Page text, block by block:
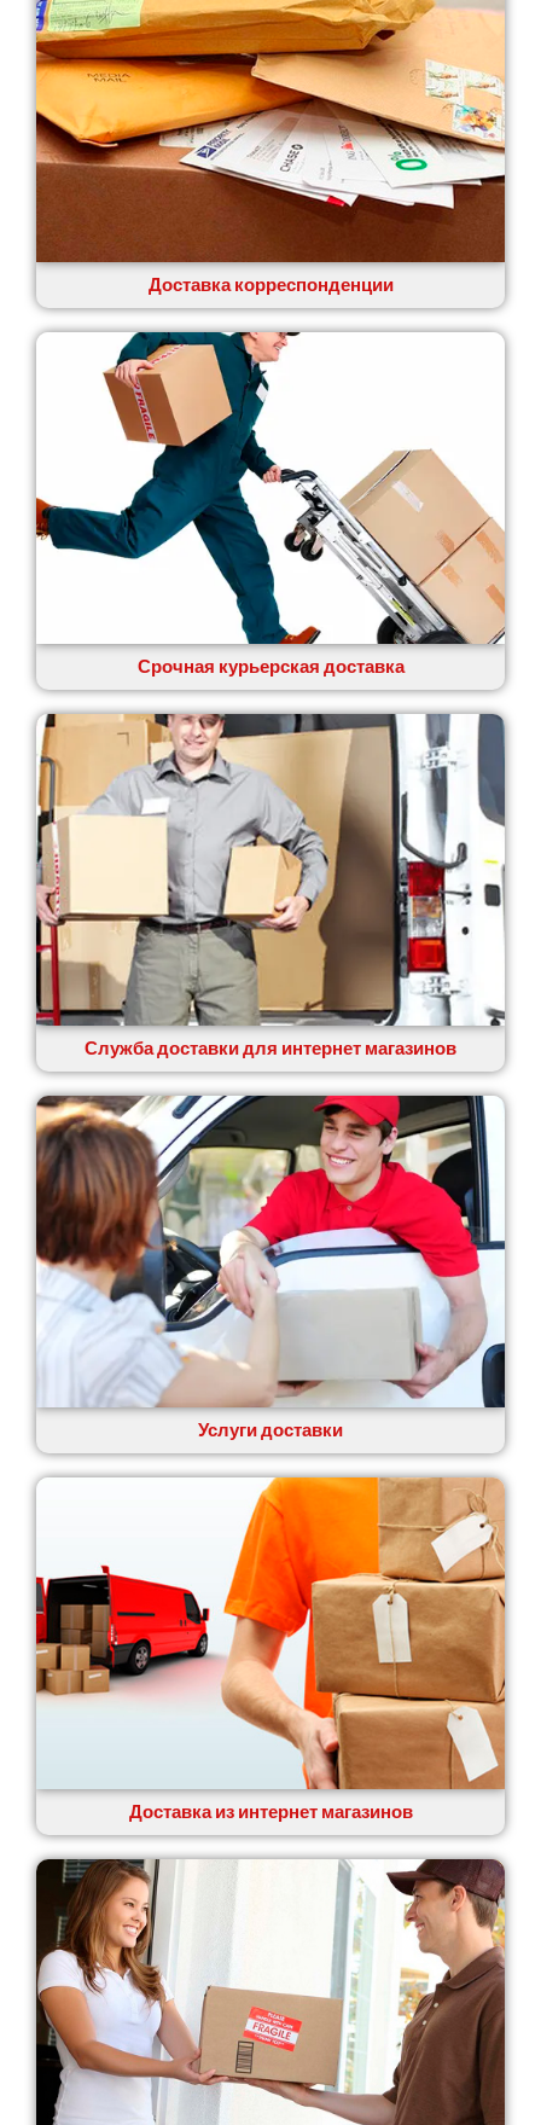
Доставка корреспонденции
Срочная курьерская доставка
Служба доставки для интернет магазинов
Услуги доставки
Доставка из интернет магазинов